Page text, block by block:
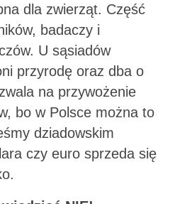
dla zwierząt. Część
badaczy i
U sąsiadów
przyrodę oraz dba o
na przywożenie
bo w Polsce można to
dziadowskim
czy euro sprzeda się